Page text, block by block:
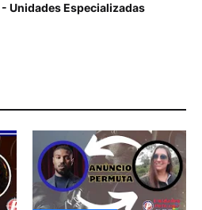
- Unidades Especializadas